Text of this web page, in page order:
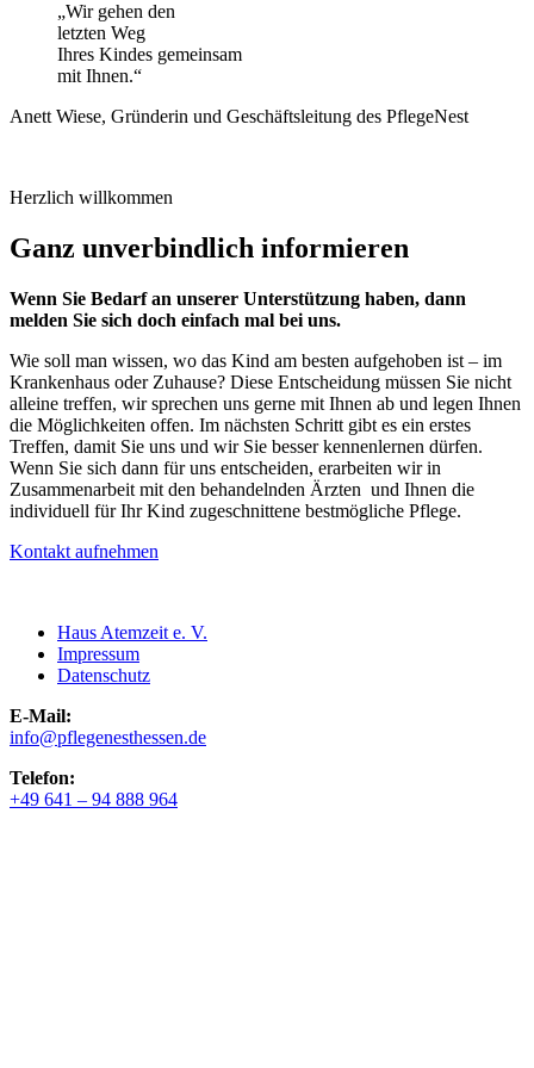
„Wir gehen den
letzten Weg
Ihres Kindes gemeinsam
mit Ihnen.“
Anett Wiese, Gründerin und Geschäftsleitung des PflegeNest
Herzlich willkommen
Ganz unverbindlich informieren
Wenn Sie Bedarf an unserer Unterstützung haben, dann
melden Sie sich doch einfach mal bei uns.
Wie soll man wissen, wo das Kind am besten aufgehoben ist – im
Krankenhaus oder Zuhause? Diese Entscheidung müssen Sie nicht
alleine treffen, wir sprechen uns gerne mit Ihnen ab und legen Ihnen
die Möglichkeiten offen. Im nächsten Schritt gibt es ein erstes
Treffen, damit Sie uns und wir Sie besser kennenlernen dürfen.
Wenn Sie sich dann für uns entscheiden, erarbeiten wir in
Zusammenarbeit mit den behandelnden Ärzten und Ihnen die
individuell für Ihr Kind zugeschnittene bestmögliche Pflege.
Kontakt aufnehmen
Haus Atemzeit e. V.
Impressum
Datenschutz
E-Mail:
info@pflegenesthessen.de
Telefon:
+49 641 – 94 888 964